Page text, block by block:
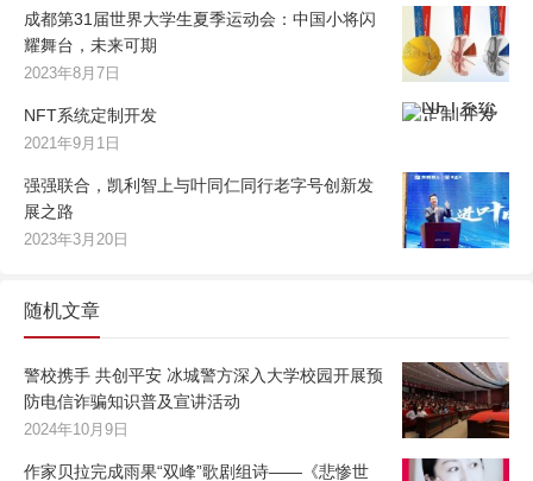
成都第31届世界大学生夏季运动会：中国小将闪
耀舞台，未来可期
2023年8月7日
NFT系统定制开发
2021年9月1日
强强联合，凯利智上与叶同仁同行老字号创新发
展之路
2023年3月20日
随机文章
警校携手 共创平安 冰城警方深入大学校园开展预
防电信诈骗知识普及宣讲活动
2024年10月9日
作家贝拉完成雨果“双峰”歌剧组诗——《悲惨世